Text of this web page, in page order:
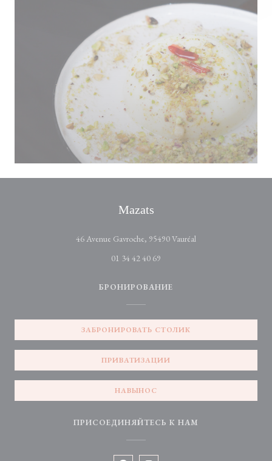
Mazats
46 Avenue Gavroche, 95490 Vauréal
01 34 42 40 69
БРОНИРОВАНИЕ
ЗАБРОНИРОВАТЬ СТОЛИК
ПРИВАТИЗАЦИИ
НАВЫНОС
ПРИСОЕДИНЯЙТЕСЬ К НАМ